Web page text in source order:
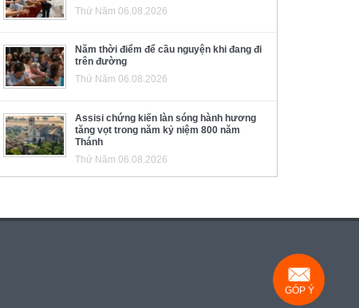
Thứ Năm 06.08.2026
Năm thời điểm để cầu nguyện khi đang đi
trên đường
Thứ Năm 06.08.2026
Assisi chứng kiến làn sóng hành hương
tăng vọt trong năm kỷ niệm 800 năm
Thánh
Thứ Năm 06.08.2026
GÓP Ý